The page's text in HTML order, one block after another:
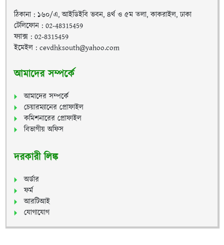
ঠিকানা : ১৬০/এ, আইডিইবি ভবন, ৪র্থ ও ৫ম তলা, কাকরাইল, ঢাকা
টেলিফোন : 02-48315459
ফ্যাক্স : 02-8315459
ইমেইল : cevdhksouth@yahoo.com
আমাদের সম্পর্কে
আমাদের সম্পর্কে
চেয়ারম্যানের প্রোফাইল
কমিশনারের প্রোফাইল
বিভাগীয় অফিস
দরকারী লিঙ্ক
অর্ডার
ফর্ম
আরটিআই
যোগাযোগ